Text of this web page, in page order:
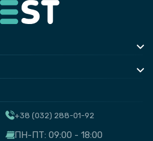
+38 (032) 288-01-92
ПН-ПТ: 09:00 - 18:00